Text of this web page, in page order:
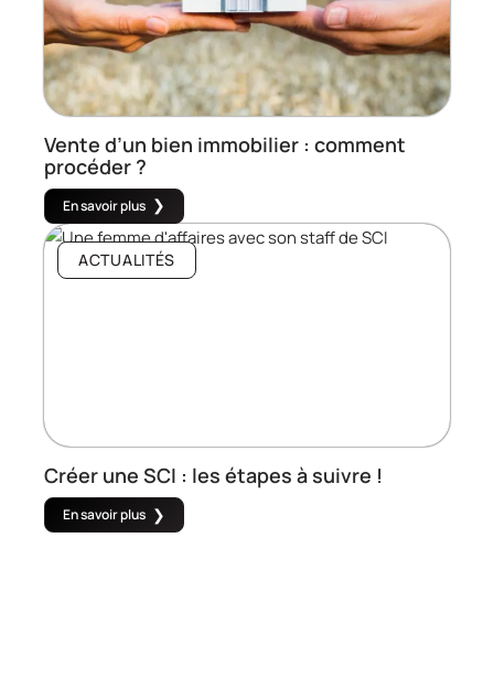
Vente d’un bien immobilier : comment
procéder ?
En savoir plus
ACTUALITÉS
Créer une SCI : les étapes à suivre !
En savoir plus